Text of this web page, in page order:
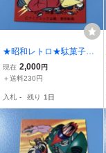
★昭和レトロ★駄菓子屋
★天田 第2弾 UFOロボ
グレンダイザー ミニカー
現在 2,000円
＋送料230円
入札 - 残り 1日